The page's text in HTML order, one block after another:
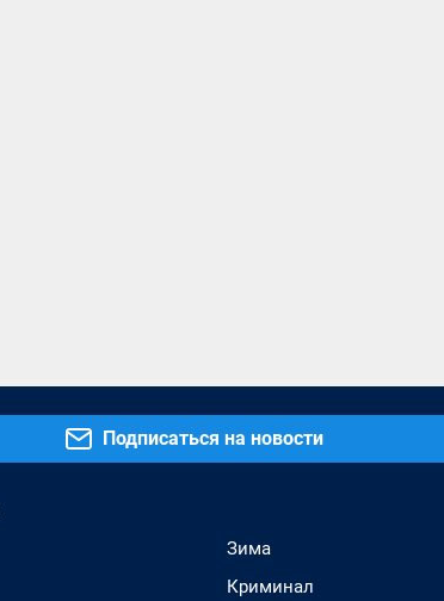
Подписаться на новости
Зима
Криминал